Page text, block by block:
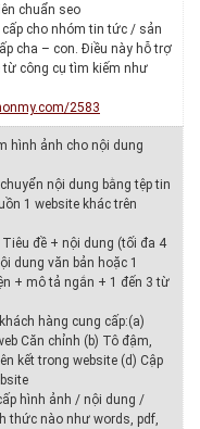
chuẩn seo
cấp cho nhóm tin tức / sản
cha – con. Điều này hỗ trợ
từ công cụ tìm kiếm như
2583
hình ảnh cho nội dung
nội dung bằng tệp tin
1 website khác trên
đề + nội dung (tối đa 4
dung văn bản hoặc 1
+ mô tả ngắn + 1 đến 3 từ
hàng cung cấp:(a)
Căn chỉnh (b) Tô đậm,
kết trong website (d) Cập
hình ảnh / nội dung /
thức nào như words, pdf,